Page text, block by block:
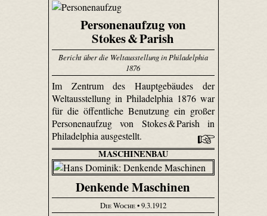
Personenaufzug von
Stokes & Parish
Bericht über die Weltausstellung in Philadelphia
1876
Im Zentrum des Hauptgebäudes der
Weltausstellung in Philadelphia 1876 war
für die öffentliche Benutzung ein großer
Personenaufzug von Stokes & Parish in
Philadelphia ausgestellt.
MASCHINENBAU
Denkende Maschinen
Die Woche• 9.3.1912